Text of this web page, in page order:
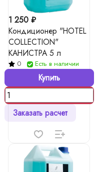
1 250 ₽
Кондиционер "HOTEL
COLLECTION"
КАНИСТРА 5 л
0 Есть в наличии
Купить
Заказать расчет